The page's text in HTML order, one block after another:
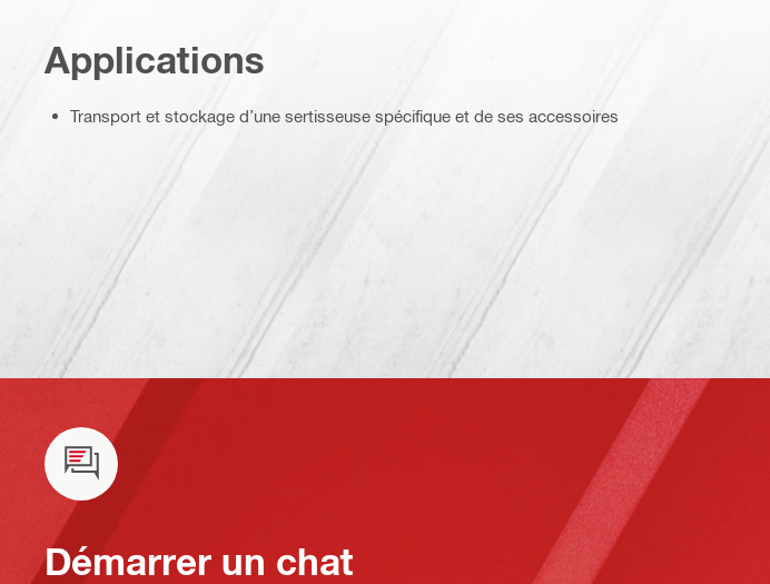
Applications
Transport et stockage d’une sertisseuse spécifique et de ses accessoires
Démarrer un chat